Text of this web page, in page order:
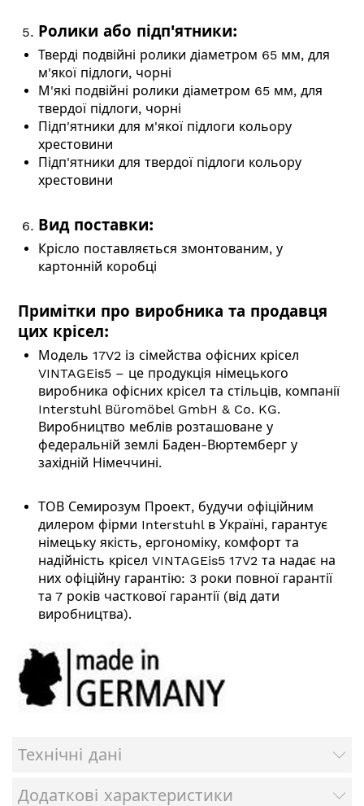
Ролики або підп'ятники:
Тверді подвійні ролики діаметром 65 мм, для
м'якої підлоги, чорні
М'які подвійні ролики діаметром 65 мм, для
твердої підлоги, чорні
Підп'ятники для м'якої підлоги кольору
хрестовини
Підп'ятники для твердої підлоги кольору
хрестовини
Вид поставки:
Крісло поставляється змонтованим, у
картонній коробці
Примітки про виробника та продавця
цих крісел:
Модель 17V2 із сімейства офісних крісел
VINTAGEis5 – це продукція німецького
виробника офісних крісел та стільців, компанії
Interstuhl Büromöbel GmbH & Co. KG.
Виробництво меблів розташоване у
федеральній землі Баден-Вюртемберг у
західній Німеччині.
ТОВ Семирозум Проект, будучи офіційним
дилером фірми Interstuhl в Україні, гарантує
німецьку якість, ергономіку, комфорт та
надійність крісел VINTAGEis5 17V2 та надає на
них офіційну гарантію: 3 роки повної гарантії
та 7 років часткової гарантії (від дати
виробництва).
Технічні дані
Додаткові характеристики